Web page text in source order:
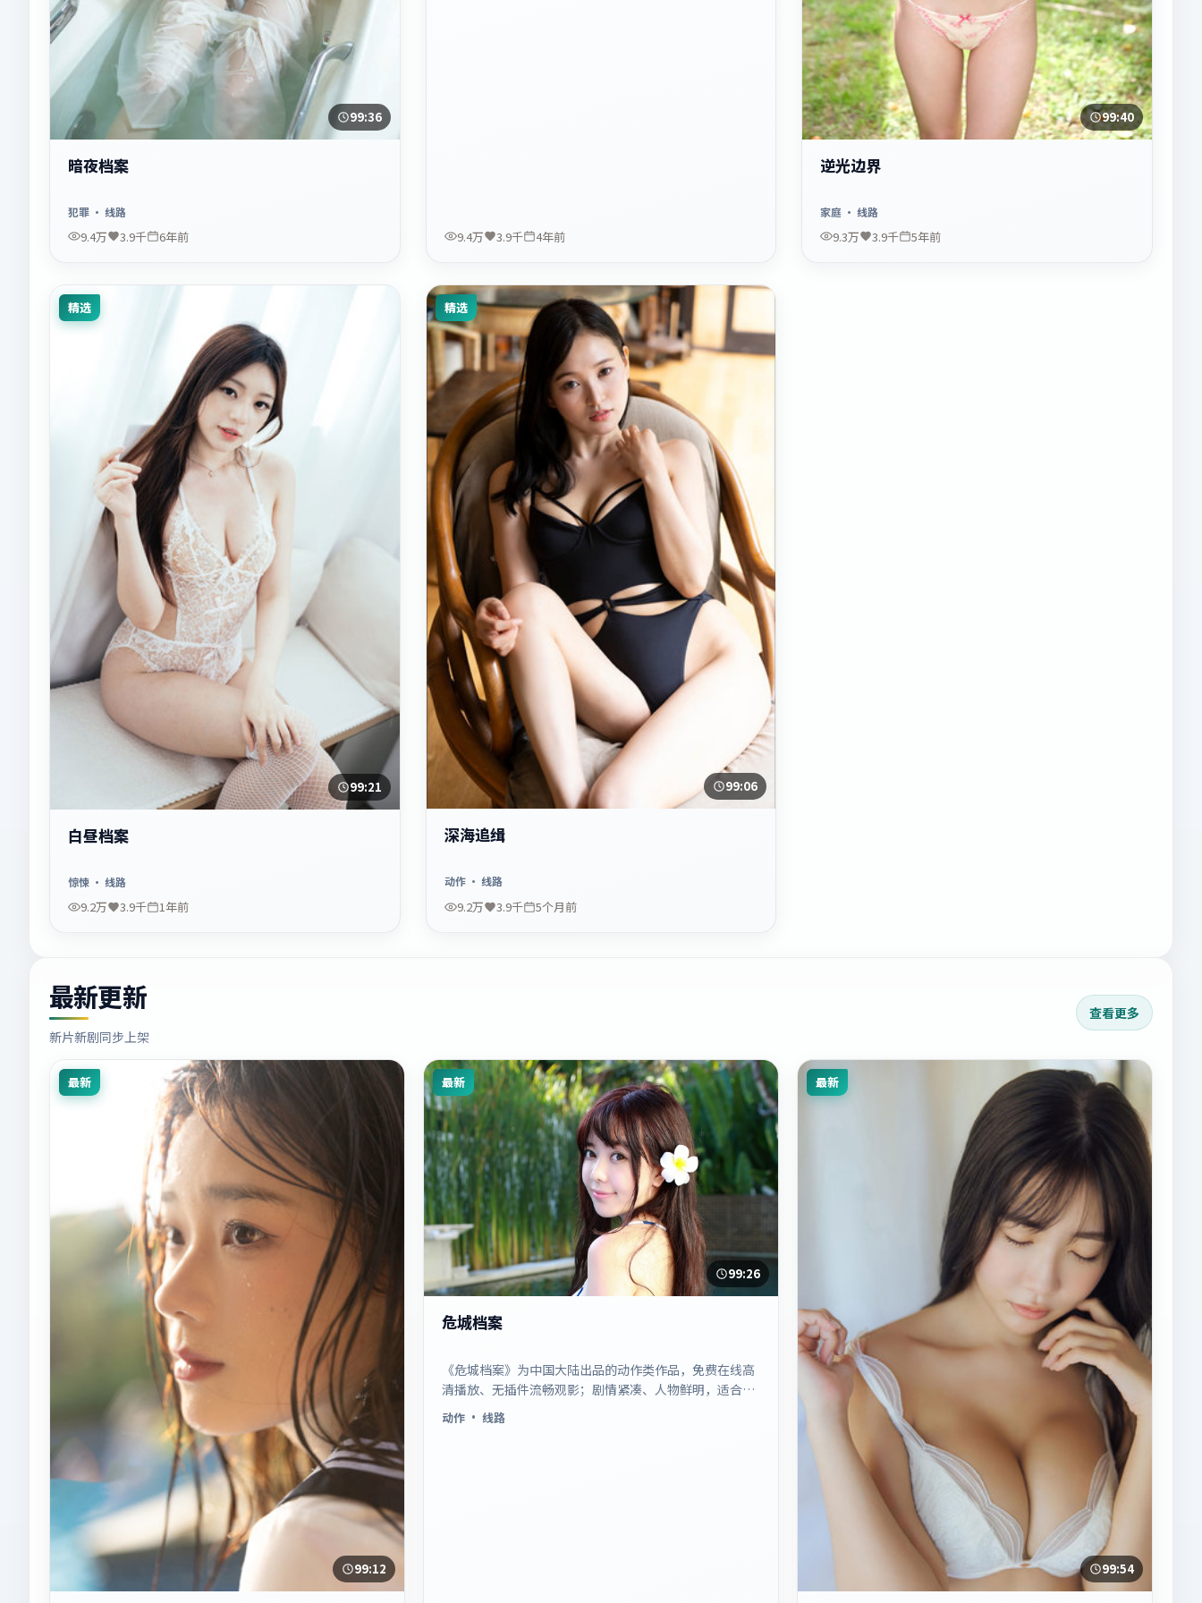
99:36
暗夜档案
犯罪· 线路
9.4万 3.9千 6年前 9.4万 3.9千 4年前
99:40
逆光边界
家庭 · 线路
9.3万 3.9千 5年前
精选
99:21
白昼档案
惊悚· 线路
9.2万 3.9千 1年前
精选
99:06
深海追缉
动作· 线路
9.2万 3.9千 5个月前
最新更新
新片新剧同步上架
查看更多
最新
99:12
最新
99:26
危城档案
《危城档案》为中国大陆出品的动作类作品，免费在线高
清播放、无插件流畅观影；剧情紧凑、人物鲜明，适合休
闲一口气追看。
动作· 线路
最新
99:54